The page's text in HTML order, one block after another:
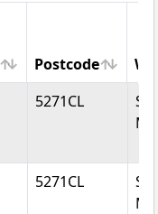
Postcode
Postcode
5271CL
5271CL